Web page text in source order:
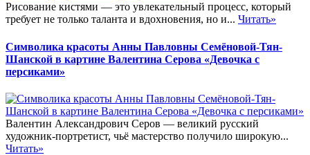
Рисование кистями — это увлекательный процесс, который
требует не только таланта и вдохновения, но и... Читать»
Символика красоты Анны Павловны Семёновой-Тян-
Шанской в картине Валентина Серова «Девочка с
персиками»
Валентин Александрович Серов — великий русский
художник-портретист, чьё мастерство получило широкую...
Читать»